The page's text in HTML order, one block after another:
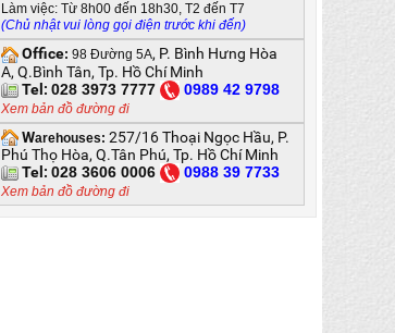
Làm việc: Từ 8h00 đến 18h30, T2 đến T7
(Chủ nhật vui lòng gọi điện trước khi đến)
Office: 98 Đường 5A, P. Bình Hưng Hòa
A, Q.Bình Tân, Tp. Hồ Chí Minh
Tel:028 3973 7777 0989 42 9798
Xem bản đồ đường đi
Warehouses: 257/16 Thoại Ngọc Hầu, P.
Phú Thọ Hòa, Q.Tân Phú, Tp. Hồ Chí Minh
Tel:028 3606 0006 0988 39 7733
Xem bản đồ đường đi